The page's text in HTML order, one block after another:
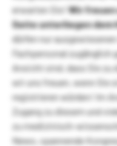
erwarten Sie!Wir
Seite unterliegen
dürfen nur
Fachpersonal zugänglich
Ansicht sind, dass Sie zu
wir uns freuen, wenn Sie
registrieren würden! Im
Zugang zu diesem und
zu medizinisch-
News, spannende